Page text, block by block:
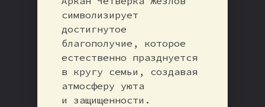
символизирует
достигнутое
благополучие, которое
естественно празднуется
в кругу семьи, создавая
атмосферу уюта
и защищенности.